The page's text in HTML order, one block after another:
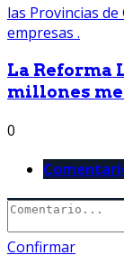
La Reforma
millones
0
Confirmar